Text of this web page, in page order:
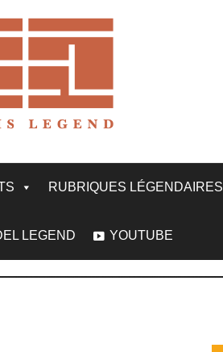
RUBRIQUES LÉGENDAIRES
LEGEND YOUTUBE